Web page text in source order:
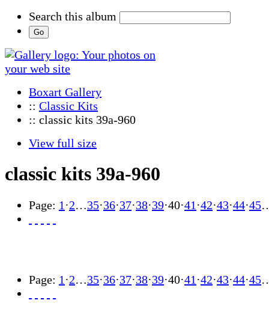
Search this album
Boxart Gallery
:: Classic Kits
:: classic kits 39a-960
View full size
classic kits 39a-960
Page: 1 ·2…35·36·37·38·39·40·41 ·42·43·44·45
Page: 1 ·2…35·36·37·38·39·40·41 ·42·43·44·45